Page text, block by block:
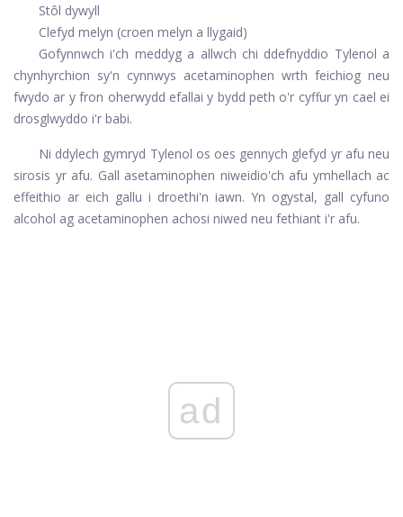
Stôl dywyll
Clefyd melyn (croen melyn a llygaid)
Gofynnwch i'ch meddyg a allwch chi ddefnyddio Tylenol a
chynhyrchion sy'n cynnwys acetaminophen wrth feichiog neu
fwydo ar y fron oherwydd efallai y bydd peth o'r cyffur yn cael ei
drosglwyddo i'r babi.
Ni ddylech gymryd Tylenol os oes gennych glefyd yr afu neu
sirosis yr afu. Gall asetaminophen niweidio'ch afu ymhellach ac
effeithio ar eich gallu i droethi'n iawn. Yn ogystal, gall cyfuno
alcohol ag acetaminophen achosi niwed neu fethiant i'r afu.
ad